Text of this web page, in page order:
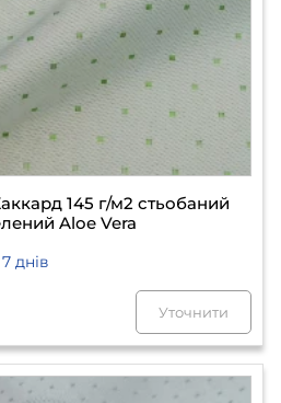
145 г/м2 стьобаний
Aloe Vera
днів
Уточнити